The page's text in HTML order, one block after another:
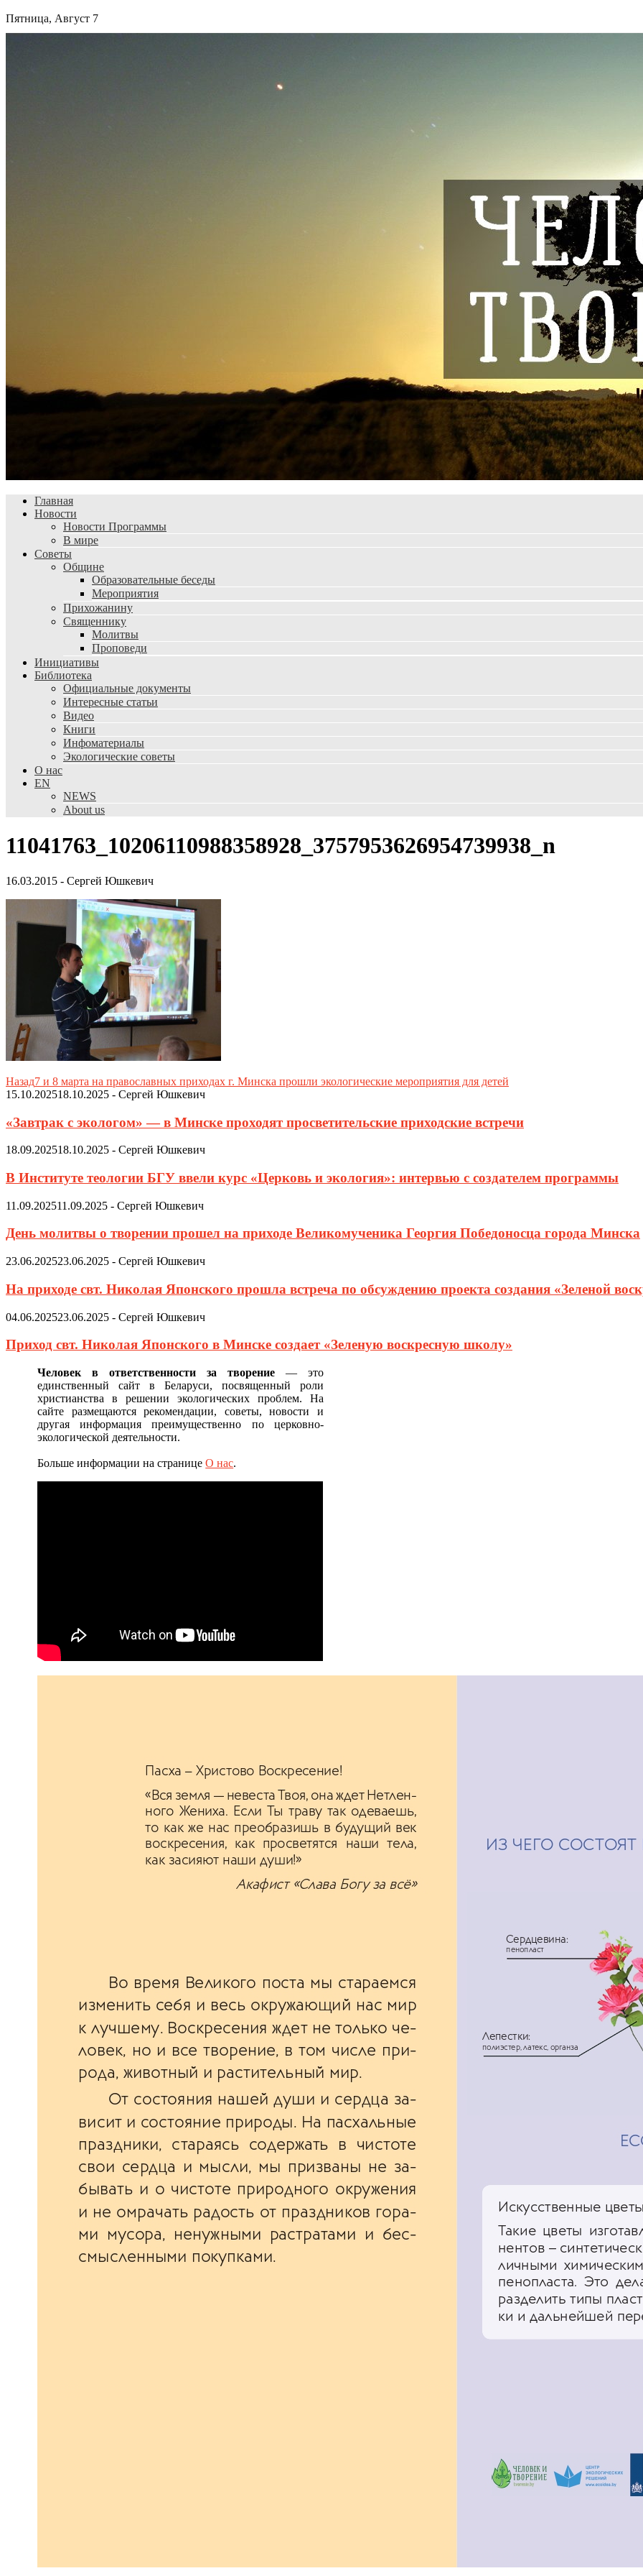
Пятница, Август 7
Главная
Новости
Новости Программы
В мире
Советы
Общине
Образовательные беседы
Мероприятия
Прихожанину
Священнику
Молитвы
Проповеди
Инициативы
Библиотека
Официальные документы
Интересные статьи
Видео
Книги
Инфоматериалы
Экологические советы
О нас
EN
NEWS
About us
11041763_10206110988358928_3757953626954739938_n
16.03.2015 - Сергей Юшкевич
Назад7 и 8 марта на православных приходах г. Минска прошли экологические мероприятия для детей
15.10.202518.10.2025 - Сергей Юшкевич
«Завтрак с экологом» — в Минске проходят просветительские приходские встречи
18.09.202518.10.2025 - Сергей Юшкевич
В Институте теологии БГУ ввели курс «Церковь и экология»: интервью с создателем программы
11.09.202511.09.2025 - Сергей Юшкевич
День молитвы о творении прошел на приходе Великомученика Георгия Победоносца города Минска
23.06.202523.06.2025 - Сергей Юшкевич
На приходе свт. Николая Японского прошла встреча по обсуждению проекта создания «Зеленой
04.06.202523.06.2025 - Сергей Юшкевич
Приход свт. Николая Японского в Минске создает «Зеленую воскресную школу»
Человек в ответственности за творение— это
единственный сайт в Беларуси, посвященный роли
христианства в решении экологических проблем. На
сайте размещаются рекомендации, советы, новости и
другая информация преимущественно по церковно-
экологической деятельности.
Больше информации на страницеО нас.